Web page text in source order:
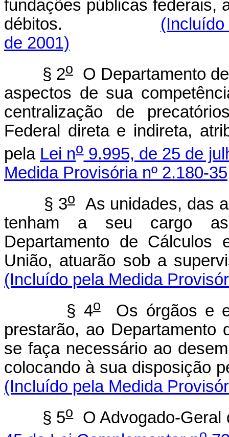
fundações públicas federais,
débitos.
de 2001)
§ 2o
O Departamento
aspectos de sua
centralização de
Federal direta e indireta,
pela Lei no9.995, de 25 de
Medida Provisória nº 2.180-
§ 3o
As unidades, das
tenham a seu cargo
Departamento de Cálculos
União, atuarão sob
(Incluído pela Medida
§ 4oOs órgãos e
prestarão, ao
se faça necessário ao
colocando à sua
(Incluído pela Medida
§ 5oO Advogado-Geral